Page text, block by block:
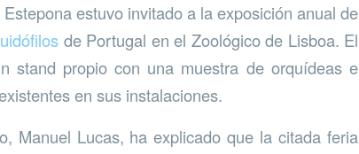
estuvo invitado a la exposición anual de
de Portugal en el Zoológico de Lisboa. El
stand propio con una muestra de orquídeas e
en sus instalaciones.
Manuel Lucas, ha explicado que la citada feria